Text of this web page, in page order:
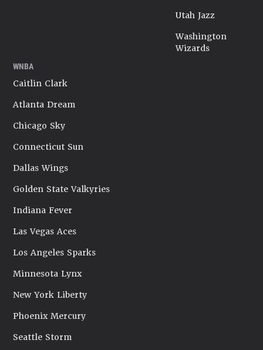
Utah Jazz
Washington
Wizards
WNBA
Caitlin Clark
Atlanta Dream
Chicago Sky
Connecticut Sun
Dallas Wings
Golden State Valkyries
Indiana Fever
Las Vegas Aces
Los Angeles Sparks
Minnesota Lynx
New York Liberty
Phoenix Mercury
Seattle Storm